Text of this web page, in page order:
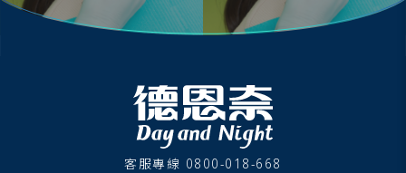
客服專線 0800-018-668